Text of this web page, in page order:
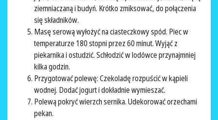
ziemniaczaną i budyń. Krótko zmiksować, do połączenia
się składników.
Masę serową wyłożyć na ciasteczkowy spód. Piec w
temperaturze 180 stopni przez 60 minut. Wyjąć z
piekarnika i ostudzić. Schłodzić w lodówce przynajmniej
kilka godzin.
Przygotować polewę: Czekoladę rozpuścić w kąpieli
wodnej. Dodać jogurt i dokładnie wymieszać.
Polewą pokryć wierzch sernika. Udekorować orzechami
pekan.